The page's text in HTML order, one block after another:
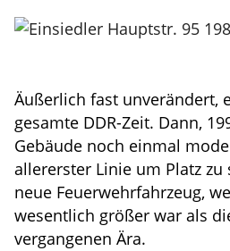
Äußerlich fast unverändert,
gesamte DDR-Zeit. Dann,
Gebäude noch einmal
allererster Linie um Platz zu
neue Feuerwehrfahrzeug,
wesentlich größer war als
vergangenen Ära.